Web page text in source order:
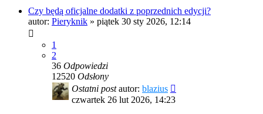
Czy będą oficjalne dodatki z poprzednich edycji?
autor: Pieryknik » piątek 30 sty 2026, 12:14
1
2
36 Odpowiedzi
12520 Odsłony
Ostatni postautor: blazius
czwartek 26 lut 2026, 14:23